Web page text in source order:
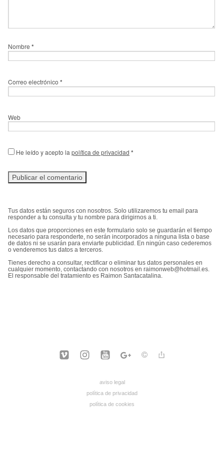
Nombre *
Correo electrónico *
Web
He leído y acepto la política de privacidad *
Tus datos están seguros con nosotros. Solo utilizaremos tu email para
responder a tu consulta y tu nombre para dirigirnos a ti.
Los datos que proporciones en este formulario solo se guardarán el tiempo
necesario para responderte, no serán incorporados a ninguna lista o base
de datos ni se usarán para enviarte publicidad. En ningún caso cederemos
o venderemos tus datos a terceros.
Tienes derecho a consultar, rectificar o eliminar tus datos personales en
cualquier momento, contactando con nosotros en raimonweb@hotmail.es.
El responsable del tratamiento es Raimon Santacatalina.
aviso legal
política de privacidad
política de cookies